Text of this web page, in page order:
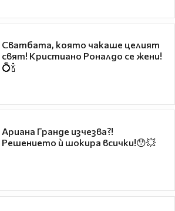
Сватбата, която чакаше целият
свят! Кристиано Роналдо се жени!
💍🍾
Ариана Гранде изчезва?!
Решението ѝ шокира всички!😯💥